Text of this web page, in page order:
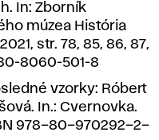
In: Zborník
múzea História
str. 78, 85, 86, 87,
80-8060-501-8
vzorky: Róbert
In.: Cvernovka.
978–80–970292–2–